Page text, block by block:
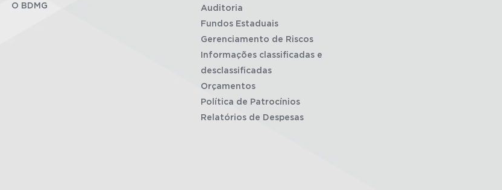
O BDMG
Auditoria
Fundos Estaduais
Gerenciamento de Riscos
Informações classificadas e
desclassificadas
Orçamentos
Política de Patrocínios
Relatórios de Despesas